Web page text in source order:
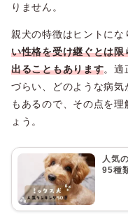
りません。
親犬の特徴はヒントにな
い性格を受け継ぐとは
出ることもあります。適
づらい、どのような病気
もあるので、その点を
ょう。
人気
95種